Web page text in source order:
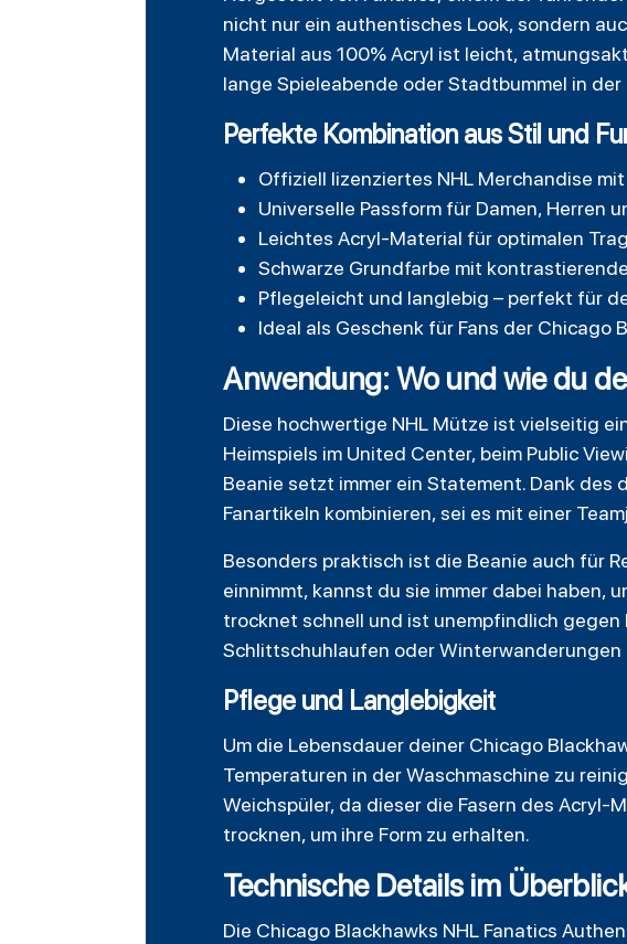
nicht nur ein authentisches Look, sondern
Material aus 100% Acryl ist leicht,
lange Spieleabende oder Stadtbummel in
Perfekte Kombination aus Stil und
Offiziell lizenziertes NHL Merchandise
Universelle Passform für Damen, Herren
Leichtes Acryl-Material für optimalen
Schwarze Grundfarbe mit
Pflegeleicht und langlebig – perfekt für
Ideal als Geschenk für Fans der Chicago
Anwendung: Wo und wie du
Diese hochwertige NHL Mütze ist vielseitig
Heimspiels im United Center, beim Public
Beanie setzt immer ein Statement. Dank
Fanartikeln kombinieren, sei es mit einer
Besonders praktisch ist die Beanie auch für
einnimmt, kannst du sie immer dabei haben,
trocknet schnell und ist unempfindlich
Schlittschuhlaufen oder
Pflege und Langlebigkeit
Um die Lebensdauer deiner Chicago
Temperaturen in der Waschmaschine zu
Weichspüler, da dieser die Fasern des
trocknen, um ihre Form zu erhalten.
Technische Details im
Die Chicago Blackhawks NHL Fanatics